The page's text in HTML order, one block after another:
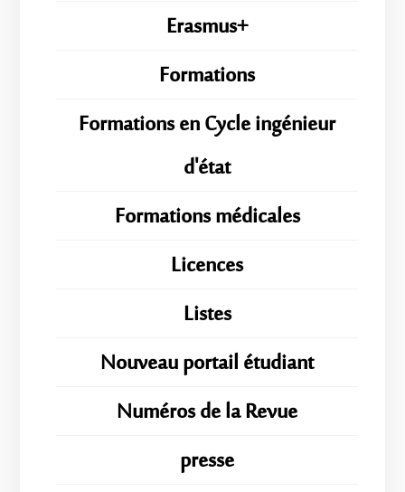
Erasmus+
Formations
Formations en Cycle ingénieur
d'état
Formations médicales
Licences
Listes
Nouveau portail étudiant
Numéros de la Revue
presse